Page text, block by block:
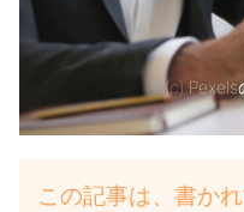
(c)
この記事は、書か